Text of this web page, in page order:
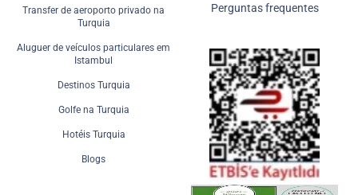
Transfer de aeroporto privado na
Turquia
Aluguer de veículos particulares em
Istambul
Destinos Turquia
Golfe na Turquia
Hotéis Turquia
Blogs
Perguntas frequentes